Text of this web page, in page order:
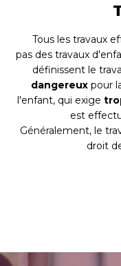
Tous les travaux
pas des travaux
définissent le
dangereux pour
l'enfant, qui exige
est
Généralement, le
droit